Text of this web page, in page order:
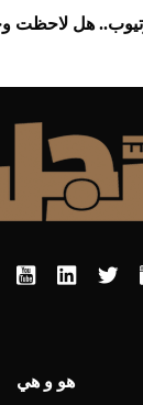
هل لاحظت
هو و هي